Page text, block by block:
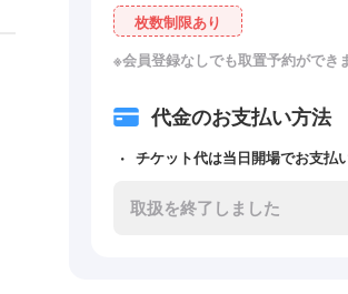
枚数制限あり
※会員登録なしでも取置予約ができ
代金のお支払い方法
チケット代は当日開場でお支払
取扱を終了しました